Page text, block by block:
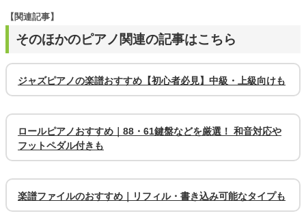
そのほかのピアノ関連の記事はこちら
【関連記事】
ジャズピアノの楽譜おすすめ【初心者必見】中級・上級向けも
ロールピアノおすすめ｜88・61鍵盤などを厳選！ 和音対応や
フットペダル付きも
楽譜ファイルのおすすめ｜リフィル・書き込み可能なタイプも